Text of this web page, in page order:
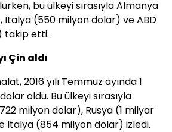
bu ülkeyi sırasıyla Almanya
İtalya (550 milyon dolar) ve ABD
takip etti.
Çin aldı
2016 yılı Temmuz ayında 1
oldu. Bu ülkeyi sırasıyla
milyon dolar), Rusya (1 milyar
İtalya (854 milyon dolar) izledi.